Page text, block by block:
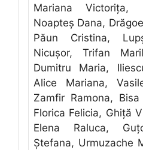
Mariana Victoriţa,
Noapteş Dana,
Păun Cristina,
Nicuşor, Trifan
Dumitru Maria,
Alice Mariana,
Zamfir Ramona,
Florica Felicia, Ghiţă
Elena Raluca,
Ştefana, Urmuzache